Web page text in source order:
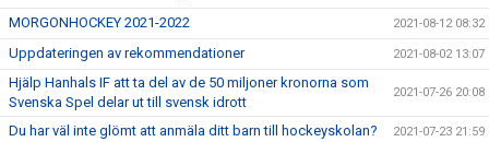
MORGONHOCKEY 2021-2022 2021-08-12 08:32
Uppdateringen av rekommendationer 2021-08-02 13:07
Hjälp Hanhals IF att ta del av de 50 miljoner kronorna som
Svenska Spel delar ut till svensk idrott
2021-07-26 20:08
Du har väl inte glömt att anmäla ditt barn till hockeyskolan? 2021-07-23 21:59